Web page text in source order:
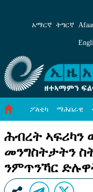
ሕብረት ኣፍሪካን
አማርኛ ትግርኛ
ፖለቲካ ማሕበራዊ
ሕብረት
መንግስትታትን
ንምጥንኻር